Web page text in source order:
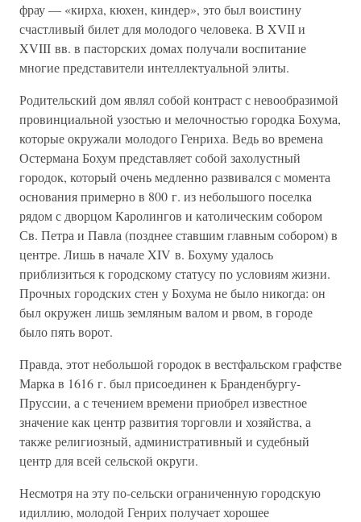
фрау — «кирха, кюхен, киндер», это был воистину
счастливый билет для молодого человека. В XVII и
XVIII вв. в пасторских домах получали воспитание
многие представители интеллектуальной элиты.
Родительский дом являл собой контраст с невообразимой
провинциальной узостью и мелочностью городка Бохума,
которые окружали молодого Генриха. Ведь во времена
Остермана Бохум представляет собой захолустный
городок, который очень медленно развивался с момента
основания примерно в 800 г. из небольшого поселка
рядом с дворцом Каролингов и католическим собором
Св. Петра и Павла (позднее ставшим главным собором) в
центре. Лишь в начале XIV в. Бохуму удалось
приблизиться к городскому статусу по условиям жизни.
Прочных городских стен у Бохума не было никогда: он
был окружен лишь земляным валом и рвом, в городе
было пять ворот.
Правда, этот небольшой городок в вестфальском графстве
Марка в 1616 г. был присоединен к Бранденбургу-
Пруссии, а с течением времени приобрел известное
значение как центр развития торговли и хозяйства, а
также религиозный, административный и судебный
центр для всей сельской округи.
Несмотря на эту по-сельски ограниченную городскую
идиллию, молодой Генрих получает хорошее